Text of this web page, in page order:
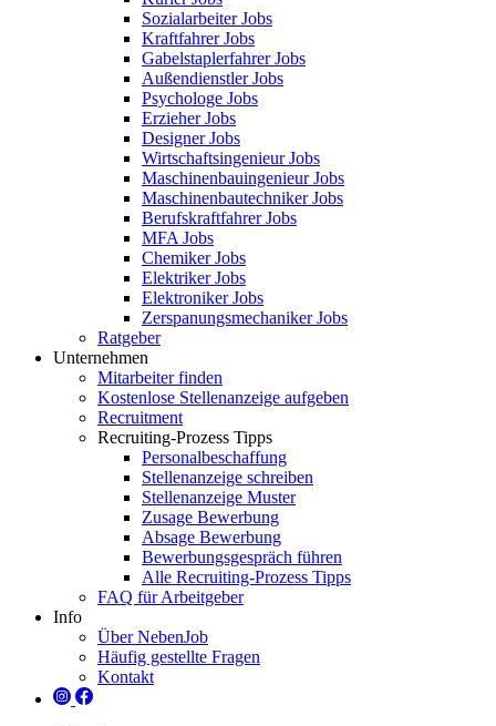
Sozialarbeiter Jobs
Kraftfahrer Jobs
Gabelstaplerfahrer Jobs
Außendienstler Jobs
Psychologe Jobs
Erzieher Jobs
Designer Jobs
Wirtschaftsingenieur Jobs
Maschinenbauingenieur Jobs
Maschinenbautechniker Jobs
Berufskraftfahrer Jobs
MFA Jobs
Chemiker Jobs
Elektriker Jobs
Elektroniker Jobs
Zerspanungsmechaniker Jobs
Ratgeber
Unternehmen
Mitarbeiter finden
Kostenlose Stellenanzeige aufgeben
Recruitment
Recruiting-Prozess Tipps
Personalbeschaffung
Stellenanzeige schreiben
Stellenanzeige Muster
Zusage Bewerbung
Absage Bewerbung
Bewerbungsgespräch führen
Alle Recruiting-Prozess Tipps
FAQ für Arbeitgeber
Info
Über NebenJob
Häufig gestellte Fragen
Kontakt